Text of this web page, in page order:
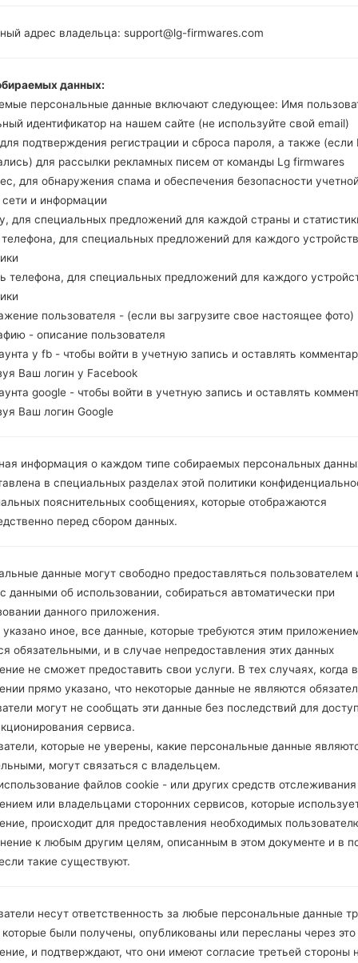
Buy accessories on
Главная → Серия →LG Nexus 5X →LGH791K
akaLG
адрес владельца: support@lg-firmwares.com
данных:
персональные данные включают следующее: Имя
идентификатор на нашем сайте (не используйте свой email)
подтверждения регистрации и сброса пароля, а также (если
для рассылки рекламных писем от команды Lg firmwares
для обнаружения спама и обеспечения безопасности учетной
сети и информации
для специальных предложений для каждой страны и
для специальных предложений для каждого
телефона, для специальных предложений для каждого
пользователя - (если вы загрузите свое настоящее фото)
- описание пользователя
у fb - чтобы войти в учетную запись и оставлять
Ваш логин у Facebook
google - чтобы войти в учетную запись и оставлять
Ваш логин Google
информация о каждом типе собираемых персональных
в специальных разделах этой политики
пояснительных сообщениях, которые отображаются
перед сбором данных.
данные могут свободно предоставляться пользователем
данными об использовании, собираться автоматически при
данного приложения.
указано иное, все данные, которые требуются этим
обязательными, и в случае непредоставления этих данных
не сможет предоставить свои услуги. В тех случаях, когда
прямо указано, что некоторые данные не являются
могут не сообщать эти данные без последствий для
сервиса.
которые не уверены, какие персональные данные
могут связаться с владельцем.
файлов cookie - или других средств
или владельцами сторонних сервисов, которые
происходит для предоставления необходимых
к любым другим целям, описанным в этом документе и в
такие существуют.
несут ответственность за любые персональные данные
которые были получены, опубликованы или пересланы через это
и подтверждают, что они имеют согласие третьей стороны